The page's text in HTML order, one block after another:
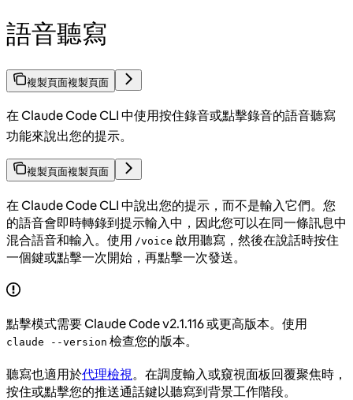
語音聽寫
複製頁面複製頁面
在 Claude Code CLI 中使用按住錄音或點擊錄音的語音聽寫
功能來說出您的提示。
複製頁面複製頁面
在 Claude Code CLI 中說出您的提示，而不是輸入它們。您
的語音會即時轉錄到提示輸入中，因此您可以在同一條訊息中
混合語音和輸入。使用 /voice 啟用聽寫，然後在說話時按住
一個鍵或點擊一次開始，再點擊一次發送。
點擊模式需要 Claude Code v2.1.116 或更高版本。使用
claude --version 檢查您的版本。
聽寫也適用於代理檢視 。在調度輸入或窺視面板回覆聚焦時，
按住或點擊您的推送通話鍵以聽寫到背景工作階段。